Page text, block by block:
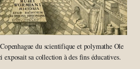
du scientifique et polymathe Ole
sa collection à des fins éducatives.